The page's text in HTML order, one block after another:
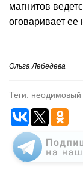
магнитов
оговаривает ее
Ольга Лебедева
Теги: неодимовый